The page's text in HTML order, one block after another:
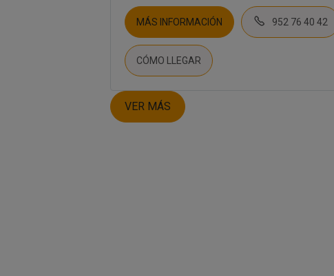
MÁS INFORMACIÓN 952 76 40 42
CÓMO LLEGAR
VER MÁS